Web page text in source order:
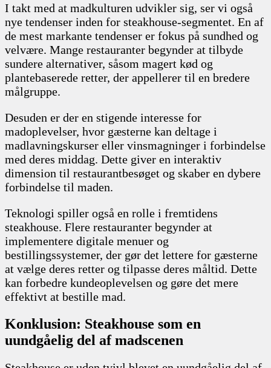
I takt med at madkulturen udvikler sig, ser vi også
nye tendenser inden for steakhouse-segmentet. En af
de mest markante tendenser er fokus på sundhed og
velvære. Mange restauranter begynder at tilbyde
sundere alternativer, såsom magert kød og
plantebaserede retter, der appellerer til en bredere
målgruppe.
Desuden er der en stigende interesse for
madoplevelser, hvor gæsterne kan deltage i
madlavningskurser eller vinsmagninger i forbindelse
med deres middag. Dette giver en interaktiv
dimension til restaurantbesøget og skaber en dybere
forbindelse til maden.
Teknologi spiller også en rolle i fremtidens
steakhouse. Flere restauranter begynder at
implementere digitale menuer og
bestillingssystemer, der gør det lettere for gæsterne
at vælge deres retter og tilpasse deres måltid. Dette
kan forbedre kundeoplevelsen og gøre det mere
effektivt at bestille mad.
Konklusion: Steakhouse som en
uundgåelig del af madscenen